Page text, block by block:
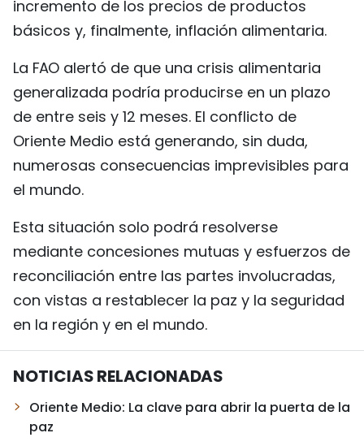
incremento de los precios de productos
básicos y, finalmente, inflación alimentaria.
La FAO alertó de que una crisis alimentaria
generalizada podría producirse en un plazo
de entre seis y 12 meses. El conflicto de
Oriente Medio está generando, sin duda,
numerosas consecuencias imprevisibles para
el mundo.
Esta situación solo podrá resolverse
mediante concesiones mutuas y esfuerzos de
reconciliación entre las partes involucradas,
con vistas a restablecer la paz y la seguridad
en la región y en el mundo.
NOTICIAS RELACIONADAS
Oriente Medio: La clave para abrir la puerta de la
paz